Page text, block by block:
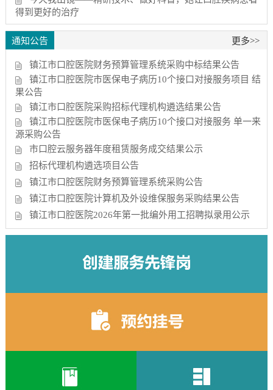
得到更好的治疗
通知公告 更多>>
镇江市口腔医院财务预算管理系统采购中标结果公告
镇江市口腔医院市医保电子病历10个接口对接服务项目 结
果公告
镇江市口腔医院采购招标代理机构遴选结果公告
镇江市口腔医院市医保电子病历10个接口对接服务 单一来
源采购公告
市口腔云服务器年度租赁服务成交结果公示
招标代理机构遴选项目公告
镇江市口腔医院财务预算管理系统采购公告
镇江市口腔医院计算机及外设维保服务采购结果公告
镇江市口腔医院2026年第一批编外用工招聘拟录用公示